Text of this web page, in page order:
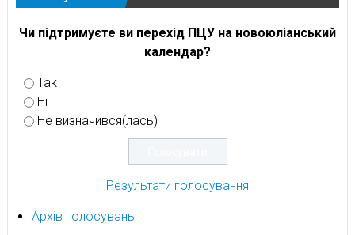
Чи підтримуєте ви перехід ПЦУ на новоюліанський
календар?
Так
Ні
Не визначився(лась)
Результати голосування
Архів голосувань